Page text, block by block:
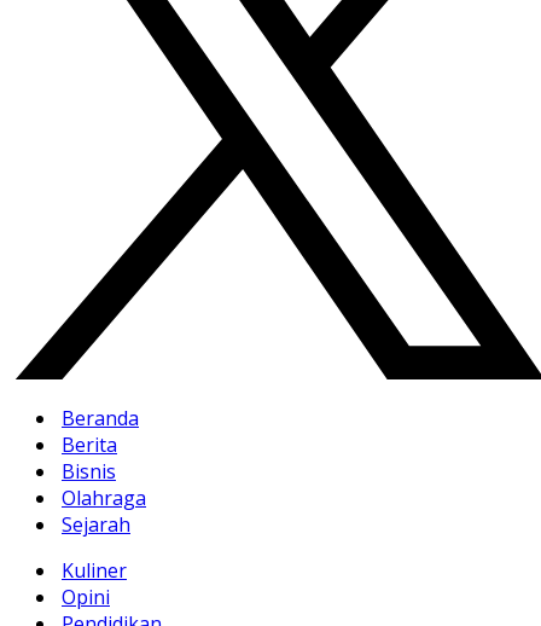
Beranda
Berita
Bisnis
Olahraga
Sejarah
Kuliner
Opini